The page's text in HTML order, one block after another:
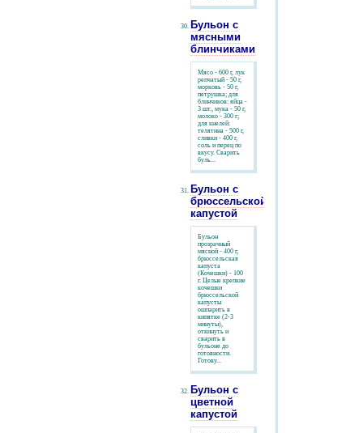
Бульон с
мясными
блинчиками
Мясо - 600 г, лук
репчатый - 50 г,
морковь - 50 г,
петрушка; для
блинчиков: яйца -
3 шт., мука - 50 г,
молоко - 300 г;
для кнелей:
телятина - 500 г,
сливки - 400 г,
соль и перец по
вкусу. Сварить
буль...
Бульон с
брюссельской
капустой
Бульон
прозрачный
мясной - 400 г,
брюссельская
капуста
(Кочешки) - 100
г. Целые крепкие
кочешки
брюссельской
капусты
ошпарить в
кипятке (2-3
минуты),
откинуть и
сварить в
бульоне до
готовности.
Готову...
Бульон с
цветной
капустой